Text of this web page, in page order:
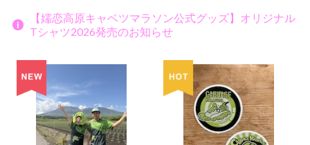
【嬬恋高原キャベツマラソン公式グッズ】オリジナル
Tシャツ2026発売のお知らせ